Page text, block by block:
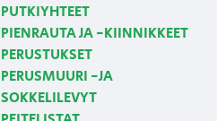
PUTKIYHTEET
PIENRAUTA JA -KIINNIKKEET
PERUSTUKSET
PERUSMUURI -JA
SOKKELILEVYT